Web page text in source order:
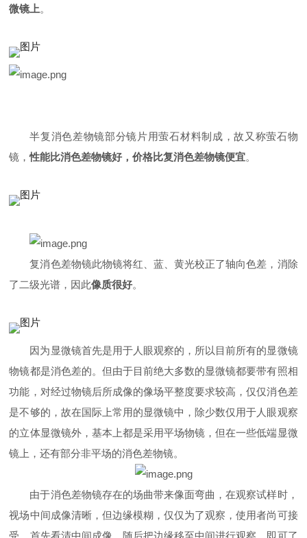
微镜上。
半复消色差物镜部分镜片用萤石材料制成，故又称萤石物
镜，性能比消色差物镜好，价格比复消色差物镜便宜。
复消色差物镜此物镜将红、蓝、黄光校正了轴向色差，消除
了二级光谱，因此像质很好。
因为显微镜首先是用于人眼观察的，所以目前所有的显微镜
物镜都是消色差的。但由于目前绝大多数的显微镜都要带有照相
功能，对经过物镜后所成像的像场平整度要求较高，仅仅消色差
是不够的，故在国际上常用的显微镜中，除少数仅用于人眼观察
的立体显微镜外，基本上都是采用平场物镜，但在一些低端显微
镜上，还有部分非平场的消色差物镜。
由于消色差物镜存在的场曲带来像面弯曲，在观察试样时，
视场中间成像清晰，但边缘模糊，仅仅为了观察，使用者尚可接
受，首先看清中间成像，随后把边缘移至中间进行观察，即可了